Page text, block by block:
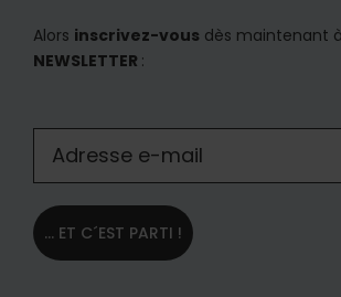
Alors inscrivez-vous dès maintenant
NEWSLETTER :
... ET C´EST PARTI !